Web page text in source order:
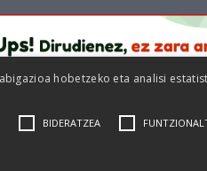
hobetzeko eta analisi
BIDERATZEA